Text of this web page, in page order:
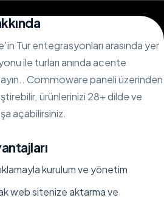
Tur entegrasyonları arasında yer
ile turları anında acente
Commoware paneli üzerinden
ürünlerinizi 28+ dilde ve
açabilirsiniz.
kurulum ve yönetim
web sitenize aktarma ve